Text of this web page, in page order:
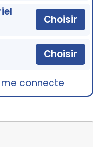
Choisir
Choisir
me connecte